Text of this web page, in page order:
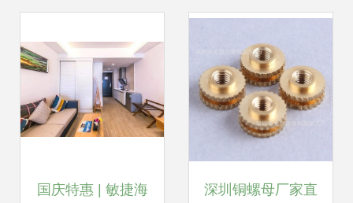
国庆特惠 | 敏捷海 深圳铜螺母厂家直